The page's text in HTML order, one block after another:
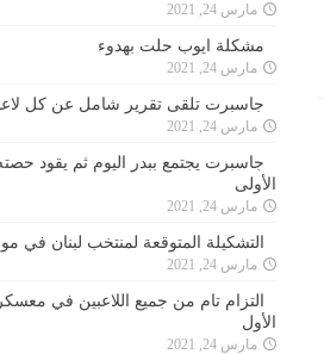
مارس 24, 2021
مشكلة ايوب حلت بهدوء
مارس 24, 2021
جاسبرت تلقى تقرير شامل عن كل
مارس 24, 2021
جاسبرت يجتمع ببدر اليوم ثم يقود حصته
الأولى
مارس 24, 2021
التشكيلة المتوقعة لمنتخب لبنان في
مارس 24, 2021
التزام تام من جميع اللاعبين في
الأول
مارس 24, 2021